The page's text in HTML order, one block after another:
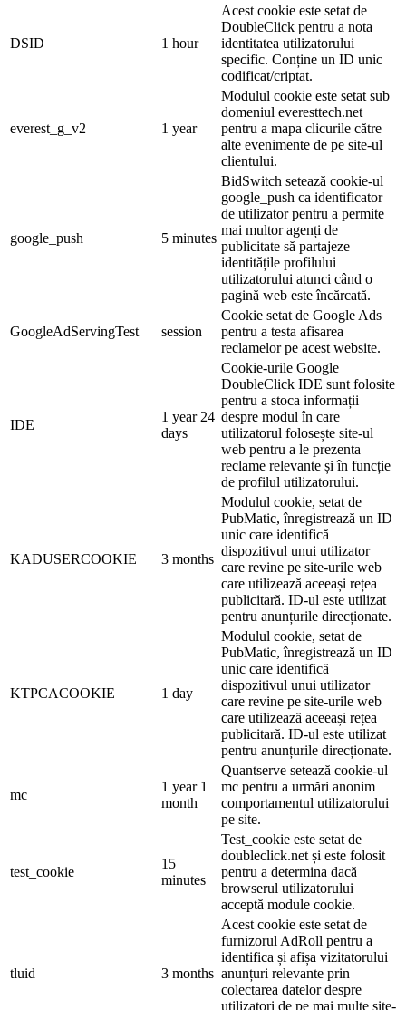
DSID 1 hour
Acest cookie este setat de
DoubleClick pentru a nota
identitatea utilizatorului
specific. Conține un ID unic
codificat/criptat.
everest_g_v2 1 year
Modulul cookie este setat sub
domeniul everesttech.net
pentru a mapa clicurile către
alte evenimente de pe site-ul
clientului.
google_push 5 minutes
BidSwitch setează cookie-ul
google_push ca identificator
de utilizator pentru a permite
mai multor agenți de
publicitate să partajeze
identitățile profilului
utilizatorului atunci când o
pagină web este încărcată.
GoogleAdServingTest session
Cookie setat de Google Ads
pentru a testa afisarea
reclamelor pe acest website.
IDE
1 year 24
days
Cookie-urile Google
DoubleClick IDE sunt folosite
pentru a stoca informații
despre modul în care
utilizatorul folosește site-ul
web pentru a le prezenta
reclame relevante și în funcție
de profilul utilizatorului.
KADUSERCOOKIE 3 months
Modulul cookie, setat de
PubMatic, înregistrează un ID
unic care identifică
dispozitivul unui utilizator
care revine pe site-urile web
care utilizează aceeași rețea
publicitară. ID-ul este utilizat
pentru anunțurile direcționate.
KTPCACOOKIE 1 day
Modulul cookie, setat de
PubMatic, înregistrează un ID
unic care identifică
dispozitivul unui utilizator
care revine pe site-urile web
care utilizează aceeași rețea
publicitară. ID-ul este utilizat
pentru anunțurile direcționate.
mc
1 year 1
month
Quantserve setează cookie-ul
mc pentru a urmări anonim
comportamentul utilizatorului
pe site.
test_cookie
15
minutes
Test_cookie este setat de
doubleclick.net și este folosit
pentru a determina dacă
browserul utilizatorului
acceptă module cookie.
tluid 3 months
Acest cookie este setat de
furnizorul AdRoll pentru a
identifica și afișa vizitatorului
anunțuri relevante prin
colectarea datelor despre
utilizatori de pe mai multe site-